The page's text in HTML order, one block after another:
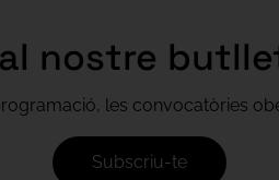
nostre
les convocatòries
Subscriu-te